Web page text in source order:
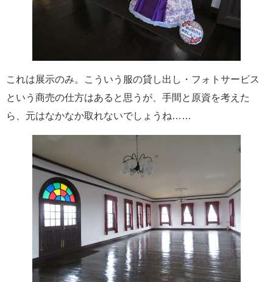
これは展示のみ。こういう服の貸し出し・フォトサービス
という商売の仕方はあると思うが、手間と原資を考えた
ら、元はなかなか取れないでしょうね……